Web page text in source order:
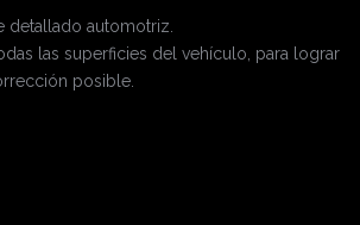
detallado automotriz.
las superficies del vehículo, para lograr
posible.